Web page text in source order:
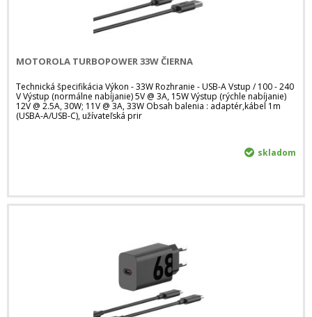
MOTOROLA TURBOPOWER 33W ČIERNA
Technická špecifikácia Výkon - 33W Rozhranie - USB-A Vstup / 100 - 240
V Výstup (normálne nabíjanie) 5V @ 3A, 15W Výstup (rýchle nabíjanie)
12V @ 2.5A, 30W; 11V @ 3A, 33W Obsah balenia : adaptér,kábel 1m
(USBA-A/USB-C), užívateľská prir
skladom